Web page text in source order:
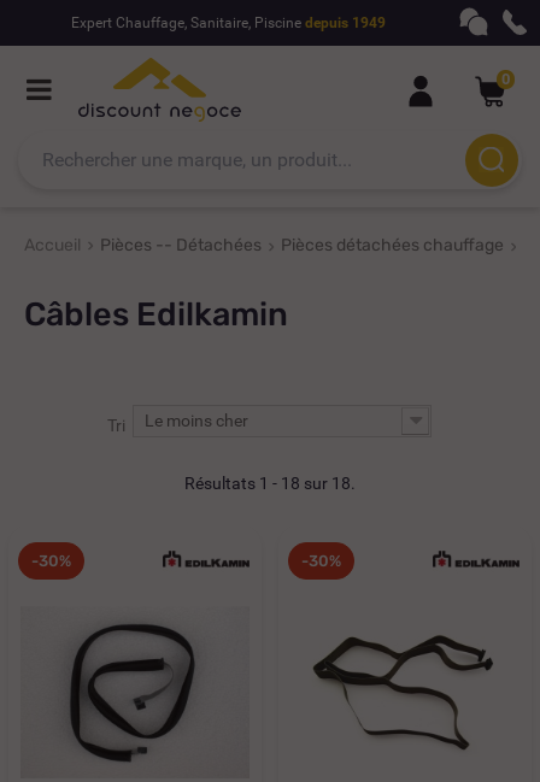
Expert Chauffage, Sanitaire, Piscine depuis 1949
0
Accueil Pièces -- Détachées Pièces détachées chauffage
Câbles Edilkamin
Tri Le moins cher
Résultats 1 - 18 sur 18.
-30% -30%